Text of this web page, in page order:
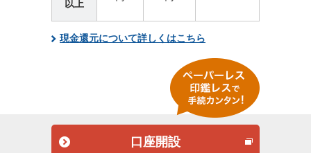
以上
現金還元について詳しくはこちら
口座開設